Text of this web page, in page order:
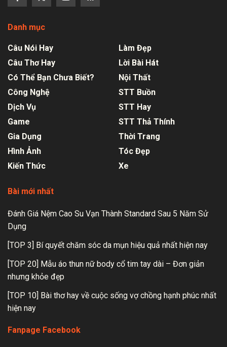
Danh mục
Câu Nói Hay
Câu Thơ Hay
Có Thể Bạn Chưa Biết?
Công Nghệ
Dịch Vụ
Game
Gia Dụng
Hình Ảnh
Kiến Thức
Làm Đẹp
Lời Bài Hát
Nội Thất
STT Buồn
STT Hay
STT Thả Thính
Thời Trang
Tóc Đẹp
Xe
Bài mới nhất
Đánh Giá Nệm Cao Su Vạn Thành Standard Sau 5 Năm Sử
Dụng
[TOP 3] Bí quyết chăm sóc da mụn hiệu quả nhất hiện nay
[TOP 20] Mẫu áo thun nữ body cổ tim tay dài – Đơn giản
nhưng khỏe đẹp
[TOP 10] Bài thơ hay về cuộc sống vợ chồng hạnh phúc nhất
hiện nay
Fanpage Facebook